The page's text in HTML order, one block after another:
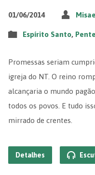
01/06/2014
Espírito Santo,
Promessas seriam
igreja do NT. O reino
alcançaria o mundo
todos os povos. E tudo
mirrado de crentes.
Detalhes